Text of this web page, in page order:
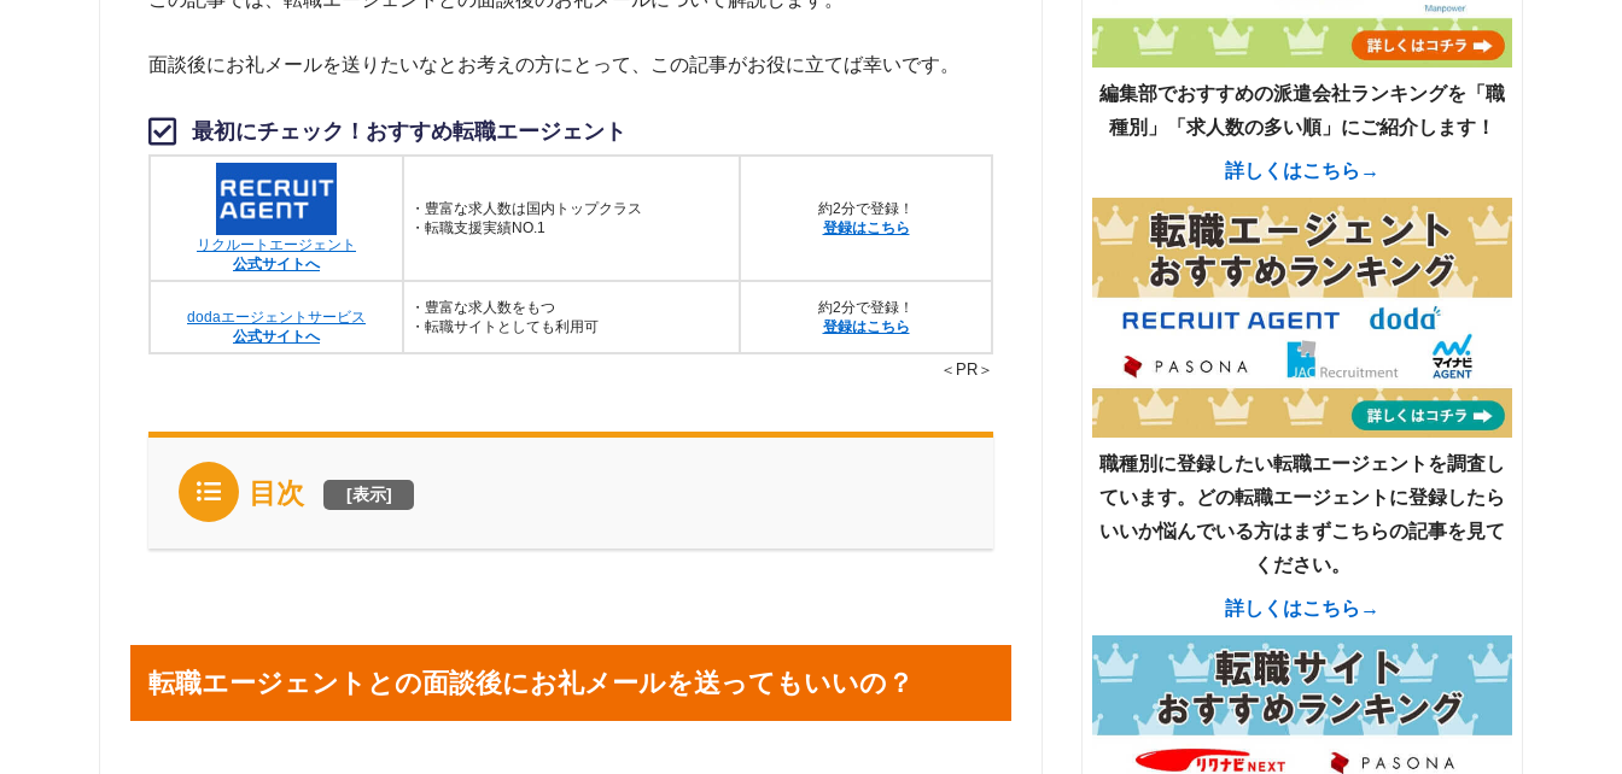
面談後にお礼メールを送りたいなとお考えの方にとって、この記事がお役に立てば幸いです。
最初にチェック！おすすめ転職エージェント
リクルートエージェント
公式サイトへ
・豊富な求人数は国内トップクラス
・転職支援実績NO.1
約2分で登録！
登録はこちら
dodaエージェントサービス
公式サイトへ
・豊富な求人数をもつ
・転職サイトとしても利用可
約2分で登録！
登録はこちら
＜PR＞
目次 [表示]
転職エージェントとの面談後にお礼メールを送ってもいいの？
編集部でおすすめの派遣会社ランキングを「職
種別」「求人数の多い順」にご紹介します！
詳しくはこちら→
職種別に登録したい転職エージェントを調査し
ています。どの転職エージェントに登録したら
いいか悩んでいる方はまずこちらの記事を見て
ください。
詳しくはこちら→